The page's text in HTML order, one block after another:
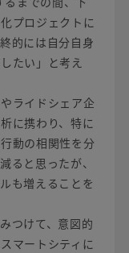
プロジェクトに
的には自分自身
たい」と考え
ライドシェア企
に携わり、特に
動の相関性を分
ると思ったが、
も増えることを
つけて、意図的
マートシティに